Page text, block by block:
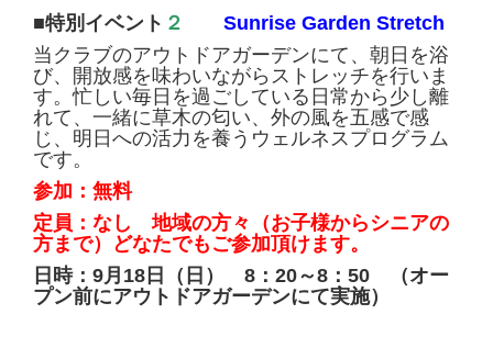
■特別イベント ２
Sunrise Garden Stretch
当クラブのアウトドアガーデンにて、朝日を浴
び、開放感を味わいながらストレッチを行いま
す。忙しい毎日を過ごしている日常から少し離
れて、一緒に草木の匂い、外の風を五感で感
じ、明日への活力を養うウェルネスプログラム
です。
参加：無料
定員：なし 地域の方々（お子様からシニアの
方まで）どなたでもご参加頂けます。
日時：9月18日（日） 8：20～8：50 （オー
プン前にアウトドアガーデンにて実施）